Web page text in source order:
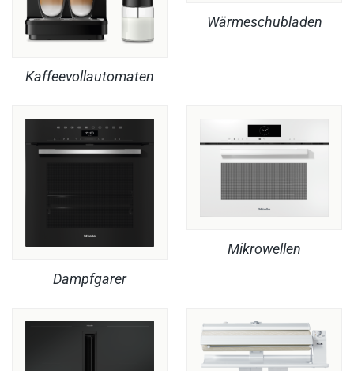
Kaffeevollautomaten
Wärmeschubladen
Dampfgarer
Mikrowellen